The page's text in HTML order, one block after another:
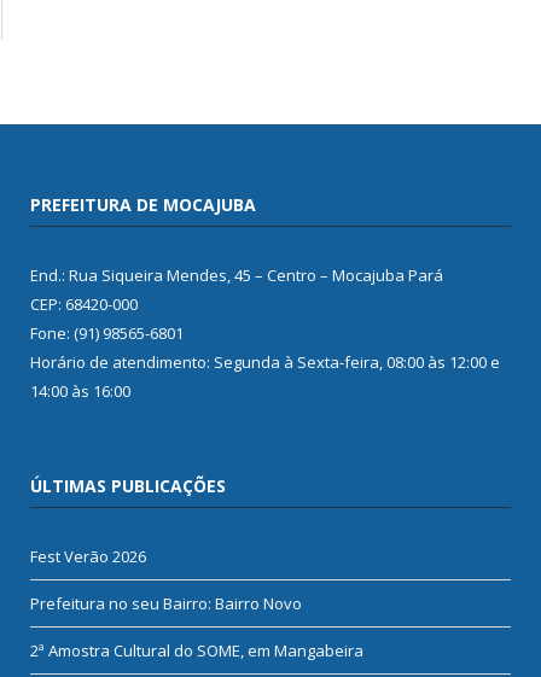
PREFEITURA DE MOCAJUBA
End.: Rua Siqueira Mendes, 45 – Centro – Mocajuba Pará
CEP: 68420-000
Fone: (91) 98565-6801
Horário de atendimento: Segunda à Sexta-feira, 08:00 às 12:00 e
14:00 às 16:00
ÚLTIMAS PUBLICAÇÕES
Fest Verão 2026
Prefeitura no seu Bairro: Bairro Novo
2ª Amostra Cultural do SOME, em Mangabeira